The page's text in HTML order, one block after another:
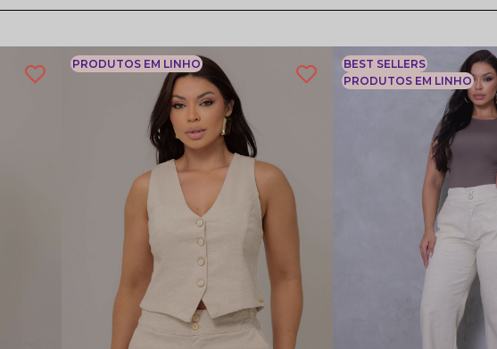
PRODUTOS EM LINHO
BEST SELLERS
PRODUTOS EM LINHO